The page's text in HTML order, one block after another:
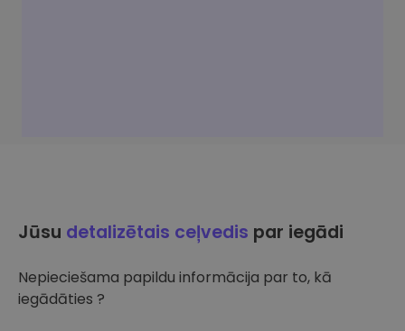
Jūsu detalizētais ceļvedis par iegādi
Nepieciešama papildu informācija par to, kā
iegādāties ?